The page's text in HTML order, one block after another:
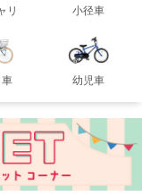
リ 小径車
幼児車